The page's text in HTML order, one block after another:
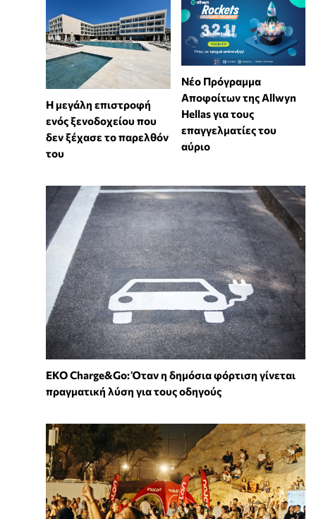
Η μεγάλη επιστροφή
ενός ξενοδοχείου που
δεν ξέχασε το παρελθόν
του
Νέο Πρόγραμμα
Αποφοίτων της Allwyn
Hellas για τους
επαγγελματίες του
αύριο
EKO Charge&Go: Όταν η δημόσια φόρτιση γίνεται
πραγματική λύση για τους οδηγούς